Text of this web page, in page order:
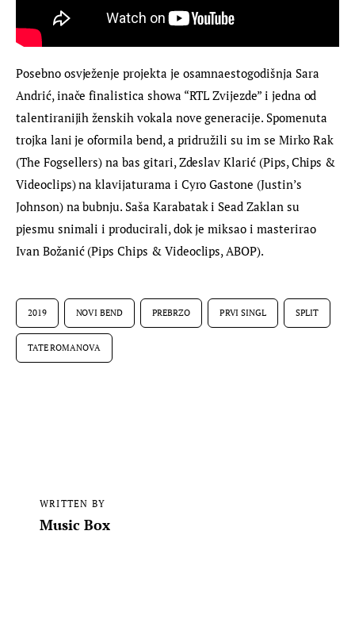
Posebno osvježenje projekta je osamnaestogodišnja Sara
Andrić, inače finalistica showa “RTL Zvijezde” i jedna od
talentiranijih ženskih vokala nove generacije. Spomenuta
trojka lani je oformila bend, a pridružili su im se Mirko Rak
(The Fogsellers) na bas gitari, Zdeslav Klarić (Pips, Chips &
Videoclips) na klavijaturama i Cyro Gastone (Justin’s
Johnson) na bubnju. Saša Karabatak i Sead Zaklan su
pjesmu snimali i producirali, dok je miksao i masterirao
Ivan Božanić (Pips Chips & Videoclips, ABOP).
2019 NOVI BEND PREBRZO PRVI SINGL SPLIT
TATE ROMANOVA
WRITTEN BY
Music Box